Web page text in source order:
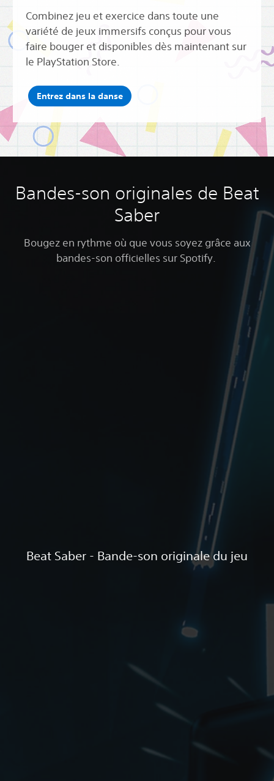
Combinez jeu et exercice dans toute une
variété de jeux immersifs conçus pour vous
faire bouger et disponibles dès maintenant sur
le PlayStation Store.
Entrez dans la danse
Bandes-son originales de Beat
Saber
Bougez en rythme où que vous soyez grâce aux
bandes-son officielles sur Spotify.
Beat Saber - Bande-son originale du jeu